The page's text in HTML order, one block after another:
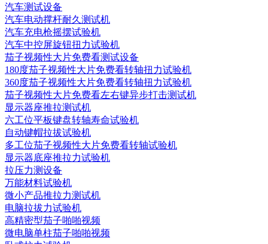
汽车测试设备
汽车电动撑杆耐久测试机
汽车充电枪摇摆试验机
汽车中控屏旋钮扭力试验机
茄子视频性大片免费看测试设备
180度茄子视频性大片免费看转轴扭力试验机
360度茄子视频性大片免费看转轴扭力试验机
茄子视频性大片免费看左右键异步打击测试机
显示器座推拉测试机
六工位平板键盘转轴寿命试验机
自动键帽拉拔试验机
多工位茄子视频性大片免费看转轴试验机
显示器底座推拉力试验机
拉压力测设备
万能材料试验机
微小产品推拉力测试机
电脑拉拔力试验机
高精密型茄子啪啪视频
微电脑单柱茄子啪啪视频